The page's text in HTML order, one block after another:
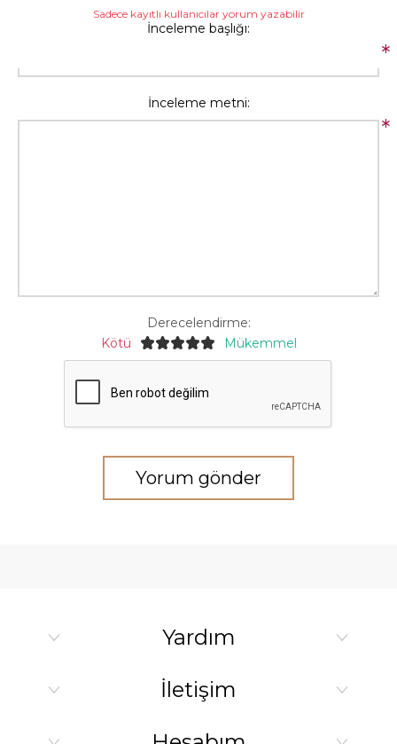
Sadece kayıtlı kullanıcılar yorum yazabilir
İnceleme başlığı:
*
İnceleme metni:
*
Derecelendirme:
Kötü
Mükemmel
Yorum gönder
Yardım
İletişim